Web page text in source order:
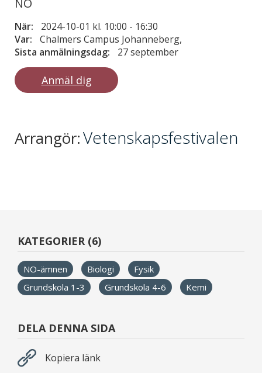
NO
När: 2024-10-01 kl. 10:00 - 16:30
Var:
Chalmers Campus Johanneberg,
Sista anmälningsdag:
27 september
Anmäl dig
Arrangör:Vetenskapsfestivalen
KATEGORIER (6)
NO-ämnen Biologi
Fysik
Grundskola 1-3
Grundskola 4-6 Kemi
DELA DENNA SIDA
Kopiera länk